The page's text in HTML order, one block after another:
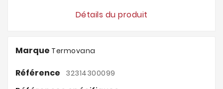
Détails du produit
Marque Termovana
Référence 32314300099